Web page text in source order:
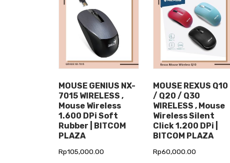
MOUSE GENIUS NX-
7015 WIRELESS ,
Mouse Wireless
1.600 DPi Soft
Rubber | BITCOM
PLAZA
Rp105,000.00
MOUSE REXUS Q10
/ Q20 / Q30
WIRELESS , Mouse
Wireless Silent
Click 1.200 DPi |
BITCOM PLAZA
Rp60,000.00